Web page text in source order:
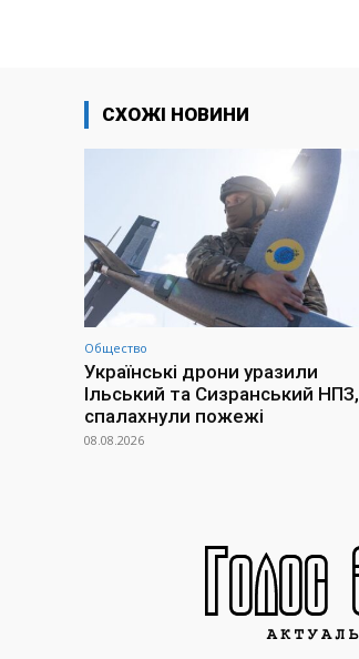
СХОЖІ НОВИНИ
Общество
Українські дрони уразили
Ільський та Сизранський НПЗ,
спалахнули пожежі
08.08.2026